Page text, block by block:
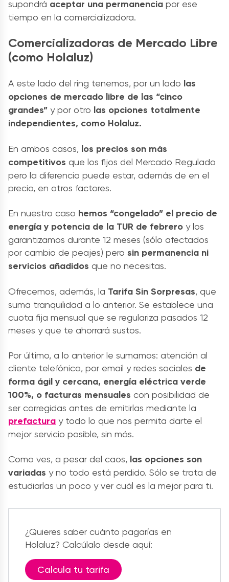
supondrá aceptar una permanencia por ese
tiempo en la comercializadora.
Comercializadoras de Mercado Libre
(como Holaluz)
A este lado del ring tenemos, por un lado las
opciones de mercado libre de las “cinco
grandes” y por otro las opciones totalmente
independientes, como Holaluz.
En ambos casos, los precios son más
competitivos que los fijos del Mercado Regulado
pero la diferencia puede estar, además de en el
precio, en otros factores.
En nuestro caso hemos “congelado” el precio de
energía y potencia de la TUR de febrero y los
garantizamos durante 12 meses (sólo afectados
por cambio de peajes) pero sin permanencia ni
servicios añadidos que no necesitas.
Ofrecemos, además, la Tarifa Sin Sorpresas, que
suma tranquilidad a lo anterior. Se establece una
cuota fija mensual que se regulariza pasados 12
meses y que te ahorrará sustos.
Por último, a lo anterior le sumamos: atención al
cliente telefónica, por email y redes sociales de
forma ágil y cercana, energía eléctrica verde
100%, o facturas mensuales con posibilidad de
ser corregidas antes de emitirlas mediante la
prefactura y todo lo que nos permita darte el
mejor servicio posible, sin más.
Como ves, a pesar del caos, las opciones son
variadas y no todo está perdido. Sólo se trata de
estudiarlas un poco y ver cuál es la mejor para ti.
¿Quieres saber cuánto pagarías en
Holaluz? Calcúlalo desde aquí:
Calcula tu tarifa